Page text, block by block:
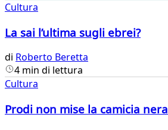
Cultura
La sai l’ultima sugli ebrei?
di Roberto Beretta
4 min di lettura
Cultura
Prodi non mise la camicia nera